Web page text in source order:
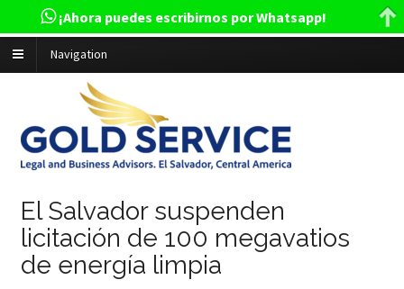
Navigation
El Salvador suspenden
licitación de 100 megavatios
de energía limpia
¡Ahora puedes escribirnos por Whatsapp!